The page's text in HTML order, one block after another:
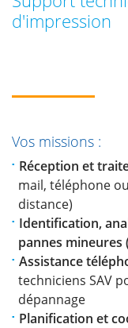
d'impression
Vos missions :
Réception et
mail, téléphone
distance)
Identification,
pannes mineures
Assistance
techniciens SAV
dépannage
Planification et